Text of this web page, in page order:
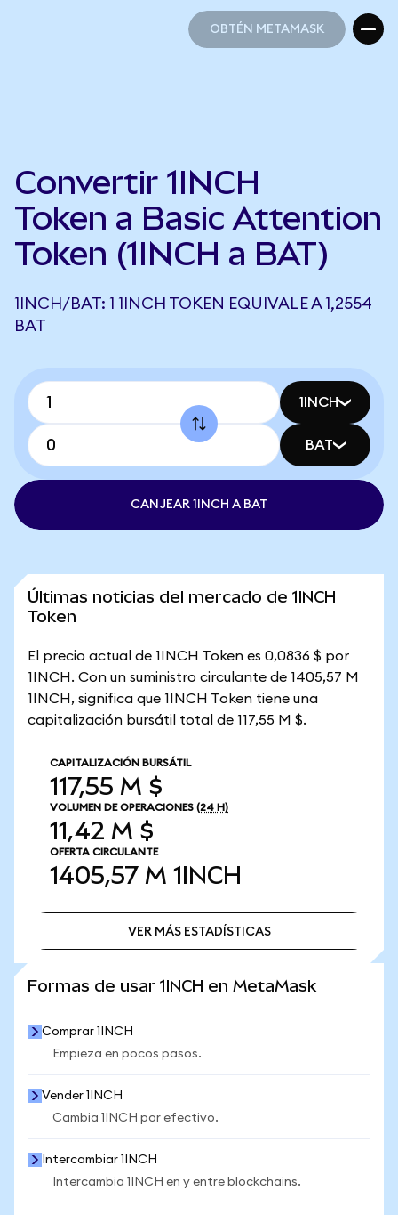
OBTÉN METAMASK
Convertir 1INCH
Token a Basic Attention
Token (1INCH a BAT)
1INCH/BAT: 1 1INCH TOKEN EQUIVALE A 1,2554
BAT
1INCH
BAT
CANJEAR 1INCH A BAT
Últimas noticias del mercado de 1INCH
Token
El precio actual de 1INCH Token es 0,0836 $ por
1INCH. Con un suministro circulante de 1405,57 M
1INCH, significa que 1INCH Token tiene una
capitalización bursátil total de 117,55 M $.
CAPITALIZACIÓN BURSÁTIL
117,55 M $
VOLUMEN DE OPERACIONES (24 H)
11,42 M $
OFERTA CIRCULANTE
1405,57 M 1INCH
VER MÁS ESTADÍSTICAS
Formas de usar 1INCH en MetaMask
Comprar 1INCH
Empieza en pocos pasos.
Vender 1INCH
Cambia 1INCH por efectivo.
Intercambiar 1INCH
Intercambia 1INCH en y entre blockchains.